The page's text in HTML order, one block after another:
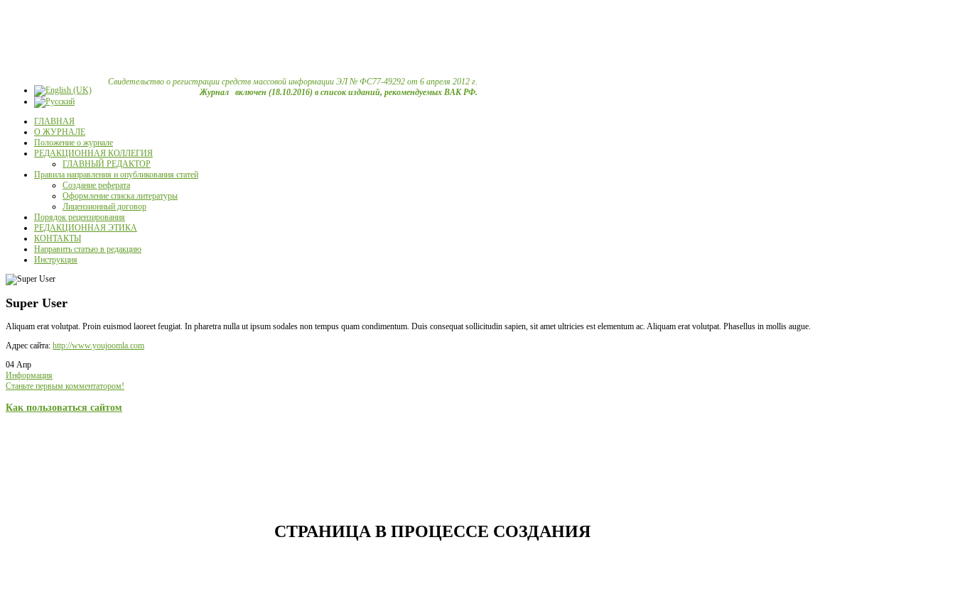
Свидетельство о регистрации средств массовой информации ЭЛ № ФС77-49292 от 6 апреля 2012 г.
Журнал включен (18.10.2016) в список изданий, рекомендуемых ВАК РФ.
ГЛАВНАЯ
О ЖУРНАЛЕ
Положение о журнале
РЕДАКЦИОННАЯ КОЛЛЕГИЯ
ГЛАВНЫЙ РЕДАКТОР
Правила направления и опубликования статей
Создание реферата
Оформление списка литературы
Лицензионный договор
Порядок рецензирования
РЕДАКЦИОННАЯ ЭТИКА
КОНТАКТЫ
Направить статью в редакцию
Инструкция
Super User
Aliquam erat volutpat. Proin euismod laoreet feugiat. In pharetra nulla ut ipsum sodales non tempus quam condimentum. Duis consequat sollicitudin sapien, sit amet ultricies est elementum ac. Aliquam erat volutpat. Phasellus in mollis augue.
Адрес сайта: http://www.youjoomla.com
04 Апр
Информация
Станьте первым комментатором!
Как пользоваться сайтом
СТРАНИЦА В ПРОЦЕССЕ СОЗДАНИЯ